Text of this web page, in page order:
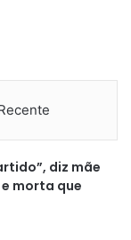
empreende
As
É dessa
fiscalizada e
diz mãe
morta que